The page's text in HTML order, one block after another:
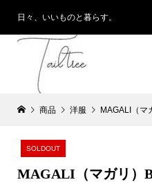
日々、いいものと暮らす。
商品 洋服 MAGALI（マガリ）
SOLDOUT
MAGALI（マガリ）